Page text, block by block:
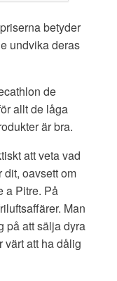
betyder
undvika deras
de
allt de låga
är bra.
att veta vad
dit, oavsett om
a Pitre. På
Man
på att sälja dyra
värt att ha dålig